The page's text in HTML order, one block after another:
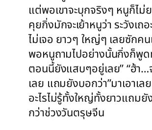
แต่พอเขาจะบุกจริงๆ หนูก็ไ
คุยกิ่งมักจะเย้าหนูว่า ระวังเ
ไม่เจอ ยาวๆ ใหญ่ๆ เลยซักค
พอหนูถามไปอย่างนั้นกิ่งก็พูด
ตอนนี้ยังแสบๆอยู่เลย” “ฮ้า
เลย แถมยังบอกว่า”มาเอาเ
อะไรไม่รู้ทั้งใหญ่ทั้งยาวแถม
กว่าช่วงวันตรุษจีน